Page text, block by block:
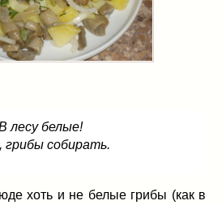
лесу белые!
грибы собирать.
хоть и не белые грибы (как в